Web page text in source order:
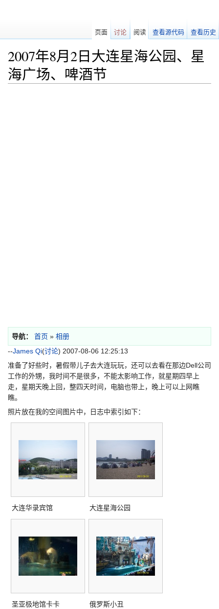
2007年8月2日大连星海公园、星
海广场、啤酒节
导航： 首页 » 相册
--James Qi(讨论) 2007-08-06 12:25:13
准备了好些时，暑假带儿子去大连玩玩，还可以去看在那边Dell公司
工作的外甥，我时间不是很多，不能太影响工作，就星期四早上
走，星期天晚上回，整四天时间，电脑也带上，晚上可以上网瞧
瞧。
照片放在我的空间图片中，日志中索引如下：
大连华录宾馆 大连星海公园
圣亚极地馆卡卡 俄罗斯小丑
页面 讨论 阅读 查看源代码 查看历史